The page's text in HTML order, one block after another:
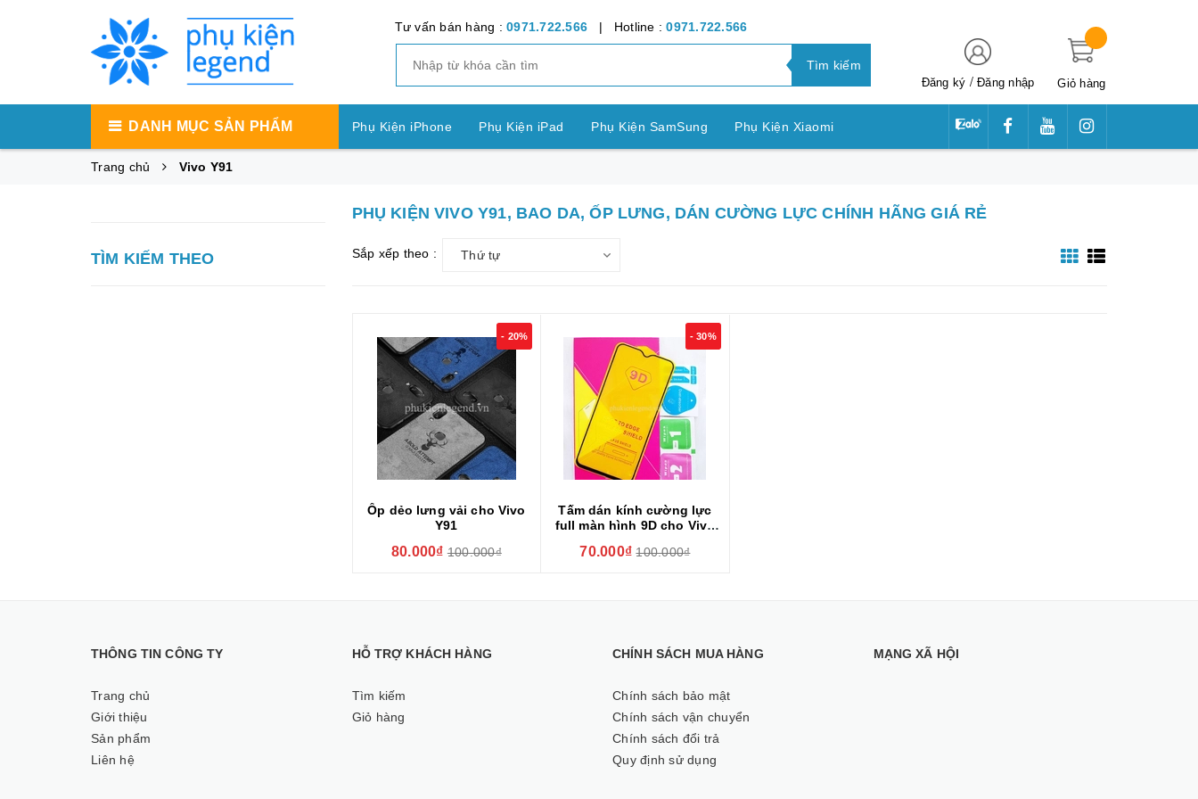
Tư vấn bán hàng : 0971.722.566 | Hotline :0971.722.566
Tìm kiếm
Đăng ký /Đăng nhập Giỏ hàng
DANH MỤC SẢN PHẨM Phụ Kiện iPhone Phụ Kiện iPad Phụ Kiện SamSung Phụ Kiện Xiaomi
Phụ Kiện LG Phụ Kiện Nokia Phụ Kiện Sony
Máy Tính Bảng SamSung Phụ Kiện Các Dòng Máy khác
Trang chủ Vivo Y91
TÌM KIẾM THEO
PHỤ KIỆN VIVO Y91, BAO DA, ỐP LƯNG, DÁN CƯỜNG LỰC CHÍNH HÃNG GIÁ RẺ
Sắp xếp theo : Thứ tự
- 20%
Ốp dẻo lưng vải cho Vivo
Y91
80.000₫ 100.000₫
- 30%
Tấm dán kính cường lực
full màn hình 9D cho Vivo
70.000₫ 100.000₫
THÔNG TIN CÔNG TY
Trang chủ
Giới thiệu
Sản phẩm
Liên hệ
HỖ TRỢ KHÁCH HÀNG
Tìm kiếm
Giỏ hàng
CHÍNH SÁCH MUA HÀNG
Chính sách bảo mật
Chính sách vận chuyển
Chính sách đổi trả
Quy định sử dụng
MẠNG XÃ HỘI